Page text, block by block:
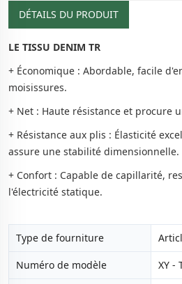
DÉTAILS DU PRODUIT
LE TISSU DENIM TR
+ Économique : Abordable, facile
moisissures.
+ Net : Haute résistance et procure
+ Résistance aux plis : Élasticité
assure une stabilité dimensionnelle.
+ Confort : Capable de capillarité,
l'électricité statique.
Type de fourniture
Numéro de modèle XY -